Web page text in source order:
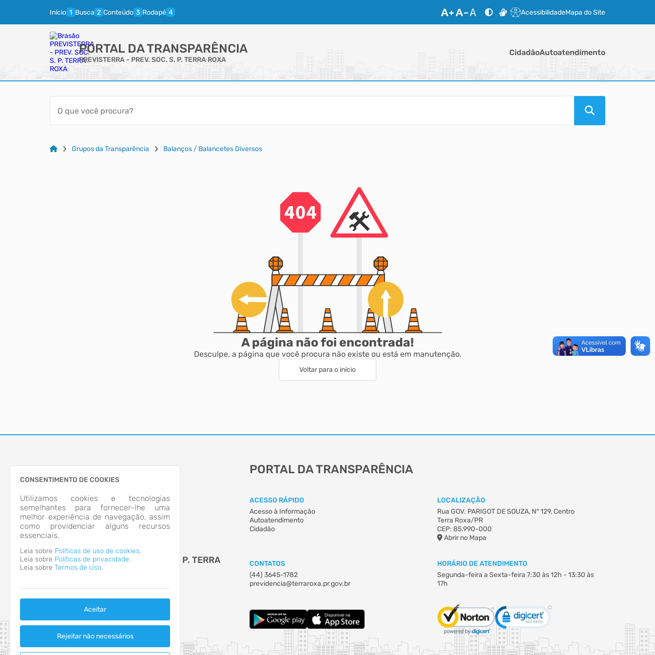
Início Busca Conteúdo Rodapé AcessibilidadeMapa do Site
PORTAL DA TRANSPARÊNCIA
PREVISTERRA - PREV. SOC. S. P. TERRA ROXA
CidadãoAutoatendimento
Grupos da Transparência Balanços / Balancetes Diversos
A página não foi encontrada!
Desculpe, a página que você procura não existe ou está em manutenção.
Voltar para o início
CONSENTIMENTO DE COOKIES
Utilizamos cookies e tecnologias
semelhantes para fornecer-lhe uma
melhor experiência de navegação, assim
como providenciar alguns recursos
essenciais.
Leia sobre Políticas de uso de cookies.
Leia sobre Políticas de privacidade.
Leia sobre Termos de Uso.
Aceitar
Rejeitar não necessários
PREVISTERRA - PREV. SOC. S. P. TERRA
PORTAL DA TRANSPARÊNCIA
ACESSO RÁPIDO
Acesso à Informação
Autoatendimento
Cidadão
LOCALIZAÇÃO
Rua GOV. PARIGOT DE SOUZA, Nº 129, Centro
Terra Roxa/PR
CEP: 85.990-000
Abrir no Mapa
CONTATOS
(44) 3645-1782
previdencia@terraroxa.pr.gov.br
HORÁRIO DE ATENDIMENTO
Segunda-feira a Sexta-feira 7:30 às 12h - 13:30 às
17h